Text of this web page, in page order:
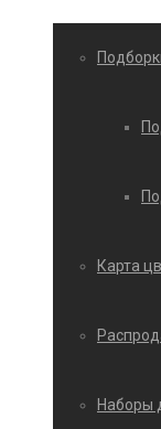
Карта
Наборы